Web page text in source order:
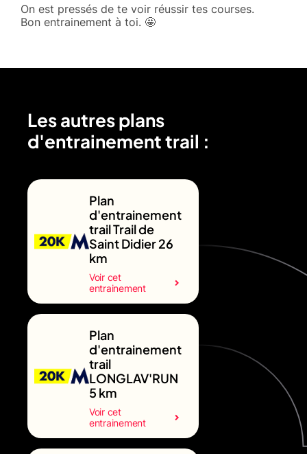
On est pressés de te voir réussir tes courses.
Bon entrainement à toi. 🤩
Les autres plans
d'entrainement trail :
Plan
d'entrainement
trail Trail de
Saint Didier 26
km
Voir cet
entrainement
Plan
d'entrainement
trail
LONGLAV'RUN
5 km
Voir cet
entrainement